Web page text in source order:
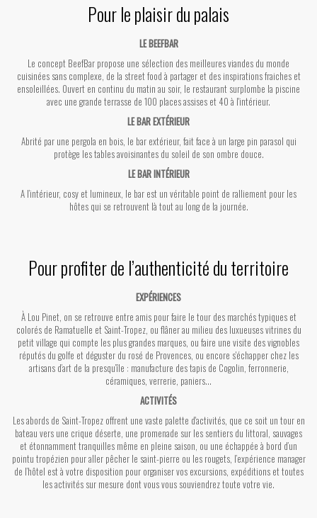
Pour le plaisir du palais
LE BEEFBAR
Le concept BeefBar propose une sélection des meilleures viandes du monde
cuisinées sans complexe, de la street food à partager et des inspirations fraiches et
ensoleillées. Ouvert en continu du matin au soir, le restaurant surplombe la piscine
avec une grande terrasse de 100 places assises et 40 à l'intérieur.
LE BAR EXTÉRIEUR
Abrité par une pergola en bois, le bar extérieur, fait face à un large pin parasol qui
protège les tables avoisinantes du soleil de son ombre douce.
LE BAR INTÉRIEUR
A l’intérieur, cosy et lumineux, le bar est un véritable point de ralliement pour les
hôtes qui se retrouvent là tout au long de la journée.
Pour profiter de l’authenticité du territoire
EXPÉRIENCES
À Lou Pinet, on se retrouve entre amis pour faire le tour des marchés typiques et
colorés de Ramatuelle et Saint-Tropez, ou flâner au milieu des luxueuses vitrines du
petit village qui compte les plus grandes marques, ou faire une visite des vignobles
réputés du golfe et déguster du rosé de Provences, ou encore s'échapper chez les
artisans d’art de la presqu’île : manufacture des tapis de Cogolin, ferronnerie,
céramiques, verrerie, paniers...
ACTIVITÉS
Les abords de Saint-Tropez offrent une vaste palette d'activités, que ce soit un tour en
bateau vers une crique déserte, une promenade sur les sentiers du littoral, sauvages
et étonnamment tranquilles même en pleine saison, ou une échappée à bord d’un
pointu tropézien pour aller pêcher le saint-pierre ou les rougets, l’expérience manager
de l’hôtel est à votre disposition pour organiser vos excursions, expéditions et toutes
les activités sur mesure dont vous vous souviendrez toute votre vie.